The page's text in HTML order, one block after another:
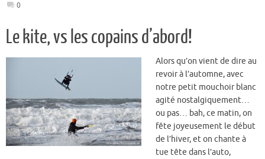
0
Le kite, vs les copains d’abord!
Alors qu’on vient de dire au
revoir à l’automne, avec
notre petit mouchoir blanc
agité nostalgiquement…
ou pas… bah, ce matin, on
fête joyeusement le début
de l’hiver, et on chante à
tue tête dans l’auto,